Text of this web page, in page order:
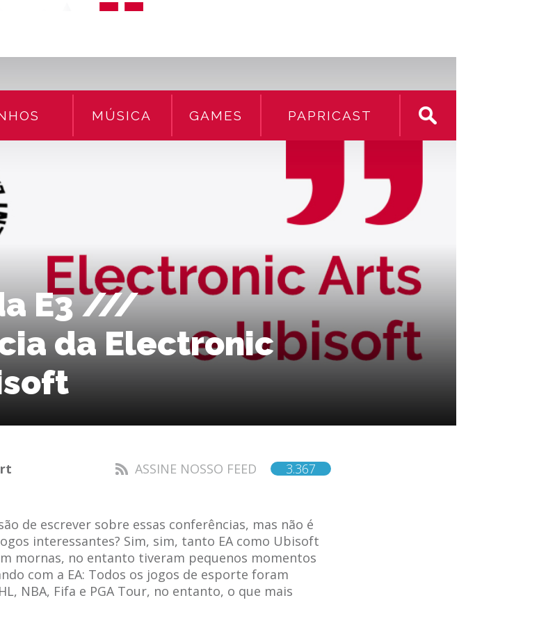
MÚSICA GAMES PAPRICAST
E3 ///
da Electronic
ASSINE NOSSO FEED 3.367
de escrever sobre essas conferências, mas não é
interessantes? Sim, sim, tanto EA como Ubisoft
mornas, no entanto tiveram pequenos momentos
com a EA: Todos os jogos de esporte foram
NBA, Fifa e PGA Tour, no entanto, o que mais